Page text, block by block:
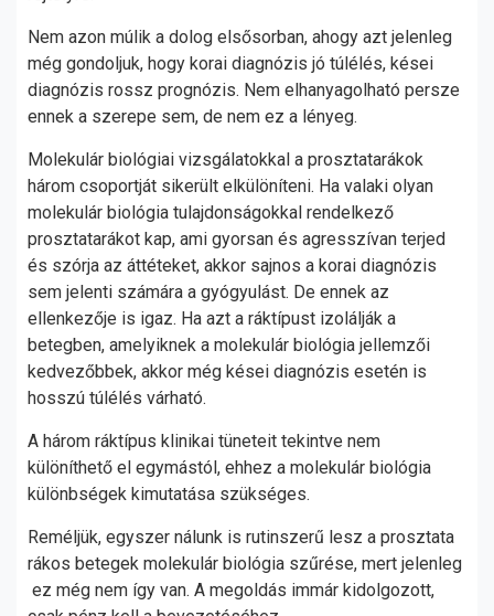
Nem azon múlik a dolog elsősorban, ahogy azt jelenleg
még gondoljuk, hogy korai diagnózis jó túlélés, kései
diagnózis rossz prognózis. Nem elhanyagolható persze
ennek a szerepe sem, de nem ez a lényeg.
Molekulár biológiai vizsgálatokkal a prosztatarákok
három csoportját sikerült elkülöníteni. Ha valaki olyan
molekulár biológia tulajdonságokkal rendelkező
prosztatarákot kap, ami gyorsan és agresszívan terjed
és szórja az áttéteket, akkor sajnos a korai diagnózis
sem jelenti számára a gyógyulást. De ennek az
ellenkezője is igaz. Ha azt a ráktípust izolálják a
betegben, amelyiknek a molekulár biológia jellemzői
kedvezőbbek, akkor még kései diagnózis esetén is
hosszú túlélés várható.
A három ráktípus klinikai tüneteit tekintve nem
különíthető el egymástól, ehhez a molekulár biológia
különbségek kimutatása szükséges.
Reméljük, egyszer nálunk is rutinszerű lesz a prosztata
rákos betegek molekulár biológia szűrése, mert jelenleg
ez még nem így van. A megoldás immár kidolgozott,